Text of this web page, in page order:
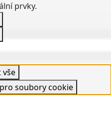
prvky.
soubory cookie